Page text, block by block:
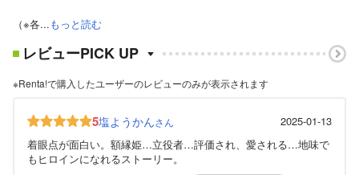
（※各...もっと読む
レビューPICK UP
※Renta!で購入したユーザーのレビューのみが表示されます
5塩ようかんさん
2025-01-13
着眼点が面白い。額縁姫…立役者…評価され、愛される…地味で
もヒロインになれるストーリー。